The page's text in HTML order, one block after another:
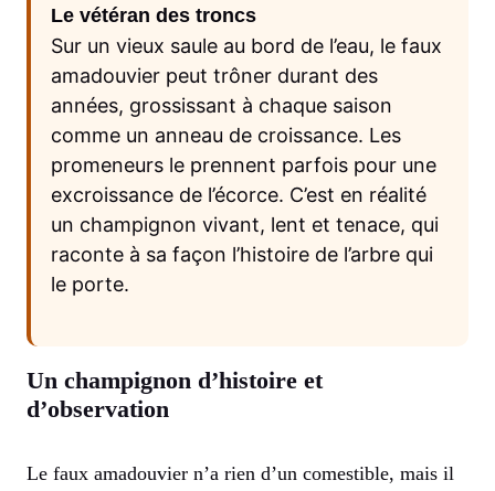
Le vétéran des troncs
Sur un vieux saule au bord de l’eau, le faux
amadouvier peut trôner durant des
années, grossissant à chaque saison
comme un anneau de croissance. Les
promeneurs le prennent parfois pour une
excroissance de l’écorce. C’est en réalité
un champignon vivant, lent et tenace, qui
raconte à sa façon l’histoire de l’arbre qui
le porte.
Un champignon d’histoire et
d’observation
Le faux amadouvier n’a rien d’un comestible, mais il